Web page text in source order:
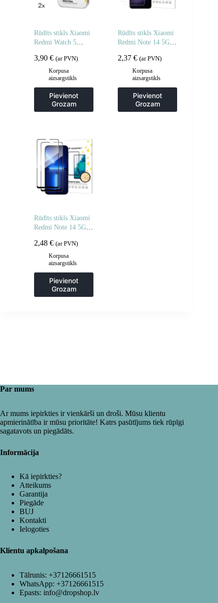
Rūdīts stikls Xiaomi
Redmi Watch 5
gab.
3,90 € (ar PVN)
Korpusa
aizsargstikls
Pievienot
Grozam
Rūdīts stikls Xiaomi
Redmi Note 14 5G /
stiklam – 2 gab.
2,37€ (ar PVN)
Korpusa
aizsargstikls
Pievienot
Grozam
Rūdīts stikls Xiaomi
Redmi Note 14 5G /
līmējams rūdīts stikls
– 2 gab.
2,48 € (ar PVN)
Korpusa
aizsargstikls
Pievienot
Grozam
Par mums
Ar mums iepirkties ir vienkārši un droši. Mūsu klientu
apmierinātība ir mūsu prioritāte! Katrs pasūtījums tiek rūpīgi
sagatavots un piegādāts.
Informācija
Kā iepirkties?
Atteikums
Garantija
Piegāde
BUJ
Kontakti
Ielogoties
Klientu apkalpošana
Tālrunis: +37126661515
WhatsApp: +37126661515
Epasts: info@dropshop.lv